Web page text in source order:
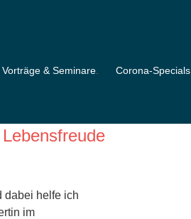
Vorträge & Seminare Corona-Specials
dabei helfe ich
im